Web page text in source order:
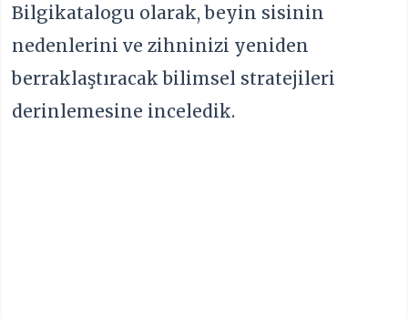
Bilgikatalogu olarak, beyin sisinin
nedenlerini ve zihninizi yeniden
berraklaştıracak bilimsel stratejileri
derinlemesine inceledik.